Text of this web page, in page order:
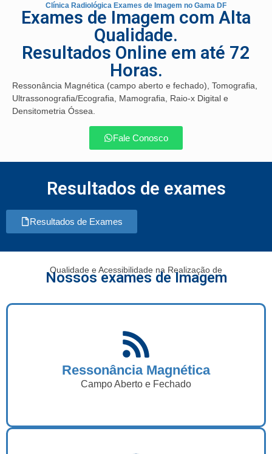
Clínica Radiológica Exames de Imagem no Gama DF
Exames de Imagem com Alta
Qualidade.
Resultados Online em até 72
Horas.
Ressonância Magnética (campo aberto e fechado), Tomografia,
Ultrassonografia/Ecografia, Mamografia, Raio-x Digital e
Densitometria Óssea.
Fale Conosco
Resultados de exames
Resultados de Exames
Qualidade e Acessibilidade na Realização de
Nossos exames de Imagem
Ressonância Magnética
Campo Aberto e Fechado